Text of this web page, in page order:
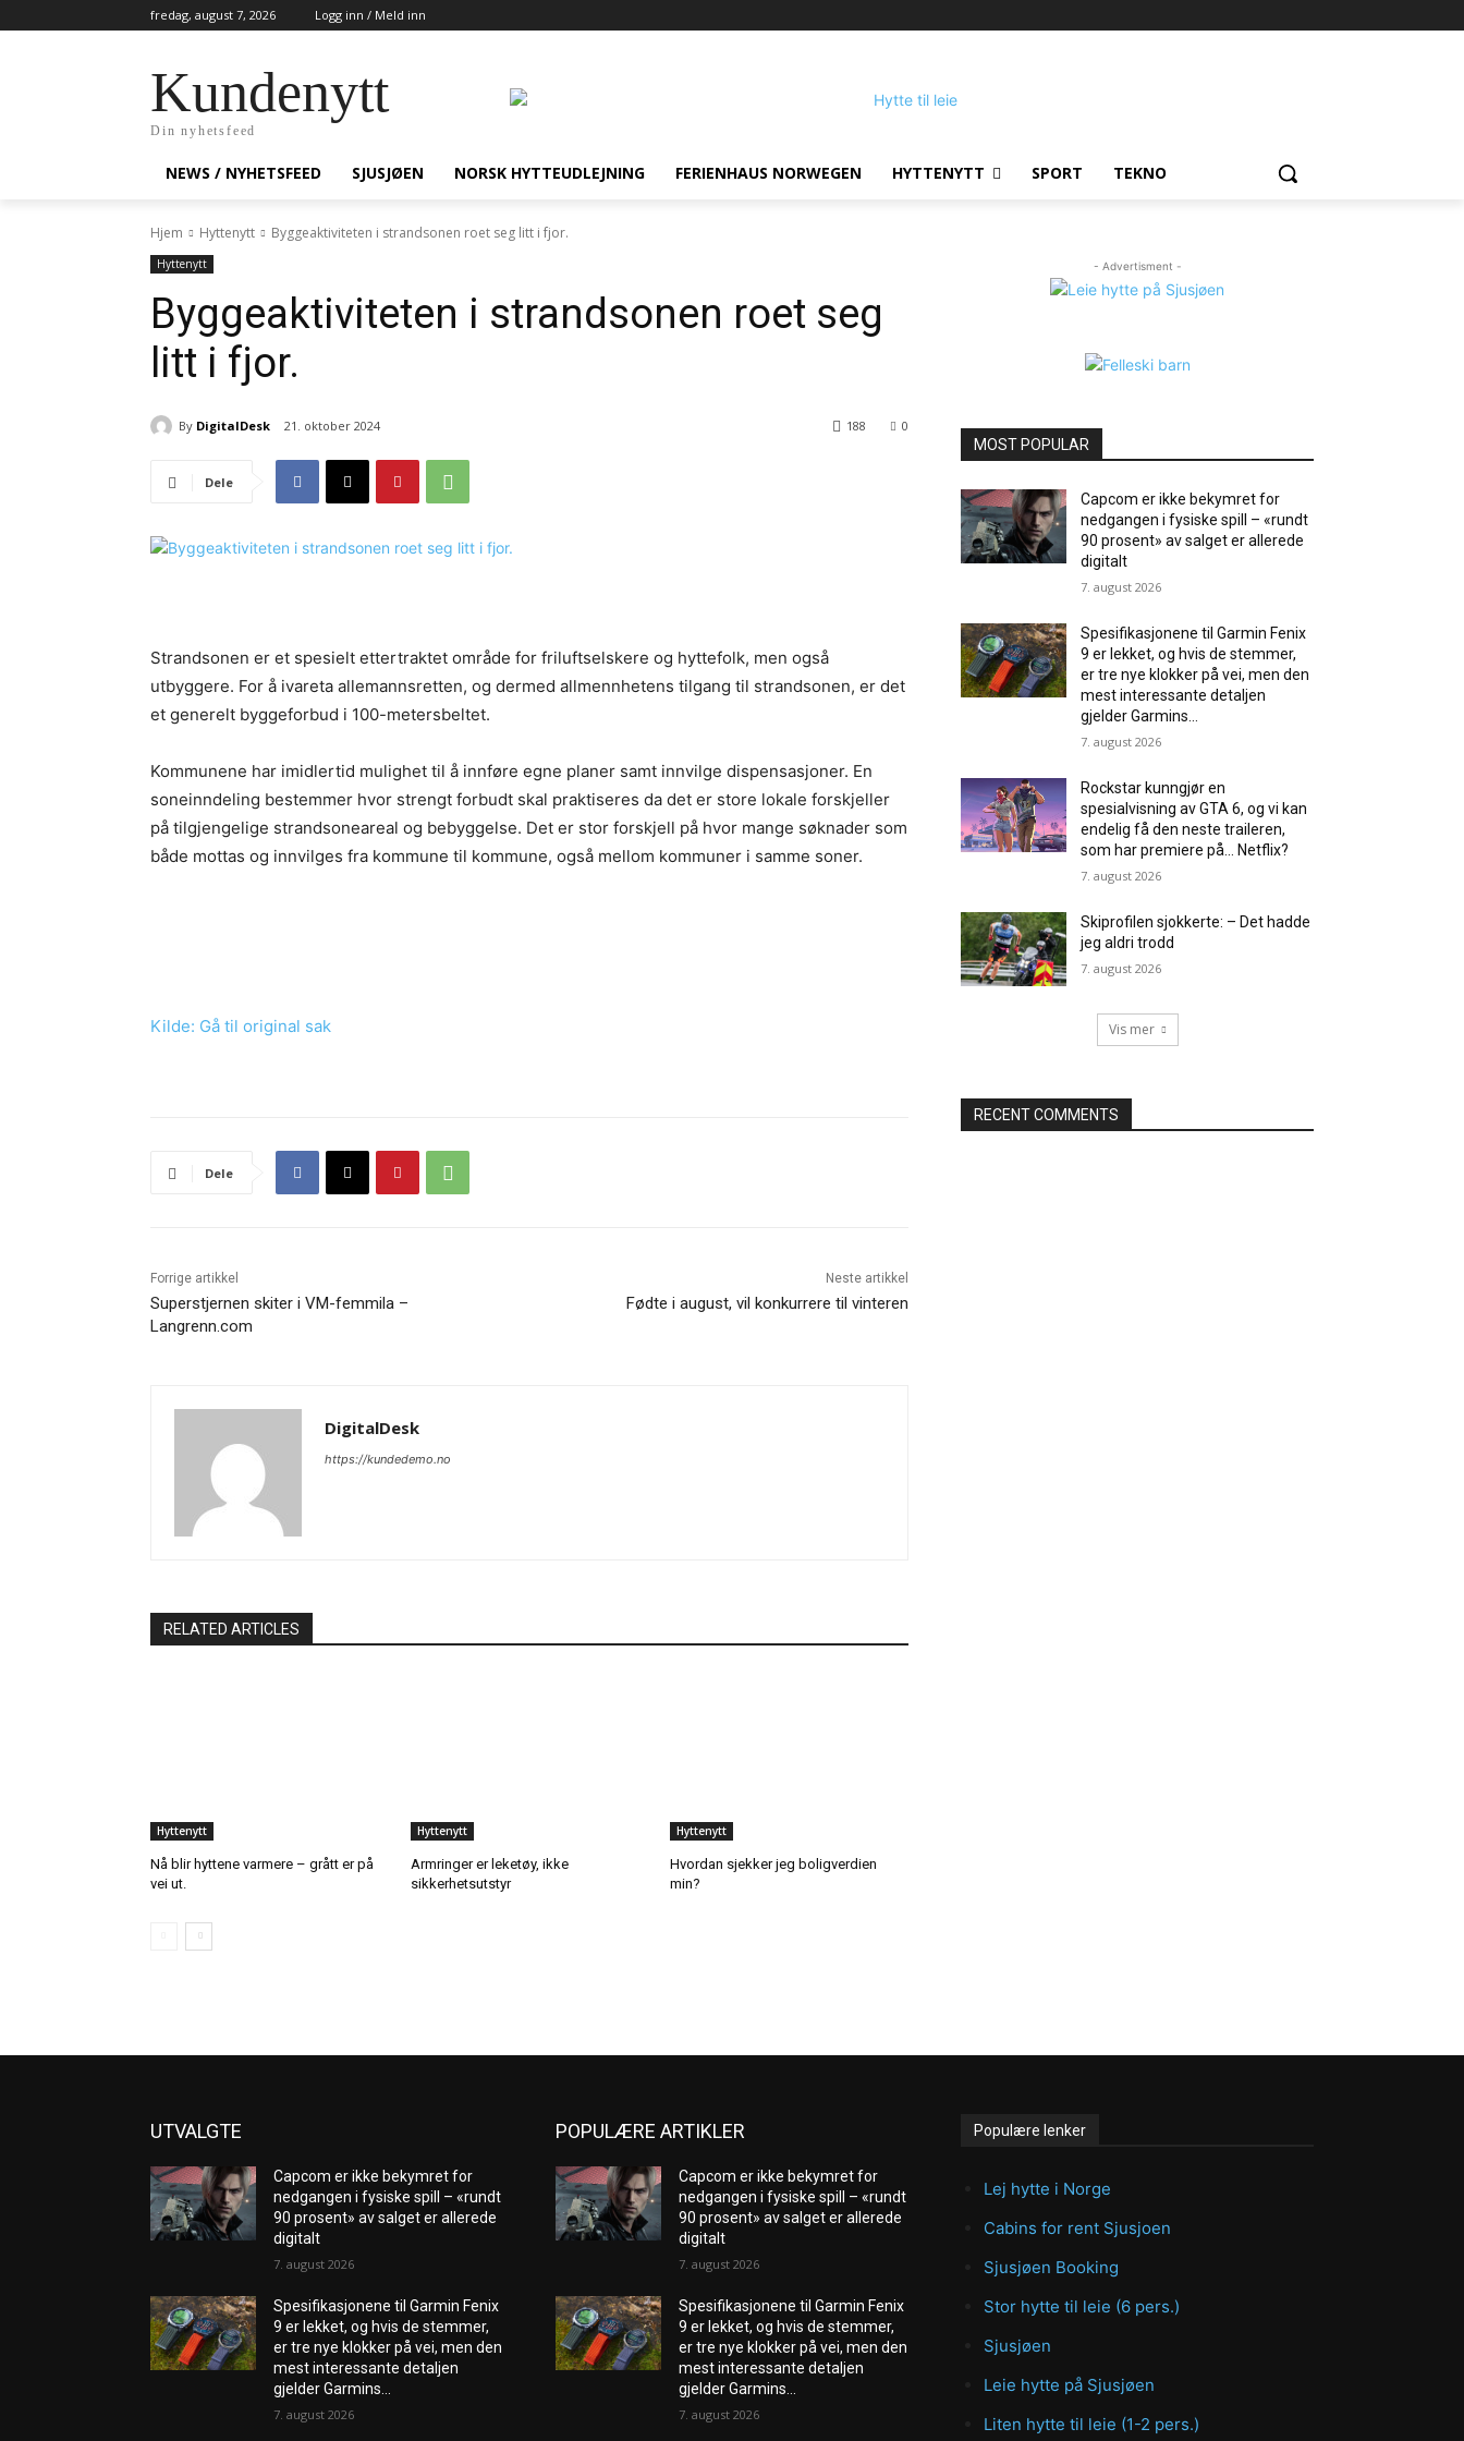
fredag, august 7, 2026 Logg inn / Meld inn
Kundenytt
Din nyhetsfeed
NEWS / NYHETSFEED SJUSJØEN NORSK HYTTEUDLEJNING FERIENHAUS NORWEGEN HYTTENYTT SPORT TEKNO
Hjem Hyttenytt Byggeaktiviteten i strandsonen roet seg litt i fjor.
Hyttenytt
Byggeaktiviteten i strandsonen roet seg
litt i fjor.
By DigitalDesk 21. oktober 2024 0
188
Dele
Strandsonen er et spesielt ettertraktet område for friluftselskere og hyttefolk, men også
utbyggere. For å ivareta allemannsretten, og dermed allmennhetens tilgang til strandsonen, er det
et generelt byggeforbud i 100-metersbeltet.
Kommunene har imidlertid mulighet til å innføre egne planer samt innvilge dispensasjoner. En
soneinndeling bestemmer hvor strengt forbudt skal praktiseres da det er store lokale forskjeller
på tilgjengelige strandsoneareal og bebyggelse. Det er stor forskjell på hvor mange søknader som
både mottas og innvilges fra kommune til kommune, også mellom kommuner i samme soner.
Kilde: Gå til original sak
Dele
Forrige artikkel
Superstjernen skiter i VM-femmila –
Langrenn.com
Neste artikkel
Fødte i august, vil konkurrere til vinteren
DigitalDesk
https://kundedemo.no
RELATED ARTICLES
Hyttenytt
Nå blir hyttene varmere – grått er på
vei ut.
Hyttenytt
Armringer er leketøy, ikke
sikkerhetsutstyr
Hyttenytt
Hvordan sjekker jeg boligverdien
min?
- Advertisment -
MOST POPULAR
Capcom er ikke bekymret for
nedgangen i fysiske spill – «rundt
90 prosent» av salget er allerede
digitalt
7. august 2026
Spesifikasjonene til Garmin Fenix ​​
9 er lekket, og hvis de stemmer,
er tre nye klokker på vei, men den
mest interessante detaljen
gjelder Garmins...
7. august 2026
Rockstar kunngjør en
spesialvisning av GTA 6, og vi kan
endelig få den neste traileren,
som har premiere på… Netflix?
7. august 2026
Skiprofilen sjokkerte: – Det hadde
jeg aldri trodd
7. august 2026
Vis mer
RECENT COMMENTS
UTVALGTE
Capcom er ikke bekymret for
nedgangen i fysiske spill – «rundt
90 prosent» av salget er allerede
digitalt
7. august 2026
Spesifikasjonene til Garmin Fenix ​​
9 er lekket, og hvis de stemmer,
er tre nye klokker på vei, men den
mest interessante detaljen
gjelder Garmins...
7. august 2026
POPULÆRE ARTIKLER
Capcom er ikke bekymret for
nedgangen i fysiske spill – «rundt
90 prosent» av salget er allerede
digitalt
7. august 2026
Spesifikasjonene til Garmin Fenix ​​
9 er lekket, og hvis de stemmer,
er tre nye klokker på vei, men den
mest interessante detaljen
gjelder Garmins...
7. august 2026
Populære lenker
Lej hytte i Norge
Cabins for rent Sjusjoen
Sjusjøen Booking
Stor hytte til leie (6 pers.)
Sjusjøen
Leie hytte på Sjusjøen
Liten hytte til leie (1-2 pers.)